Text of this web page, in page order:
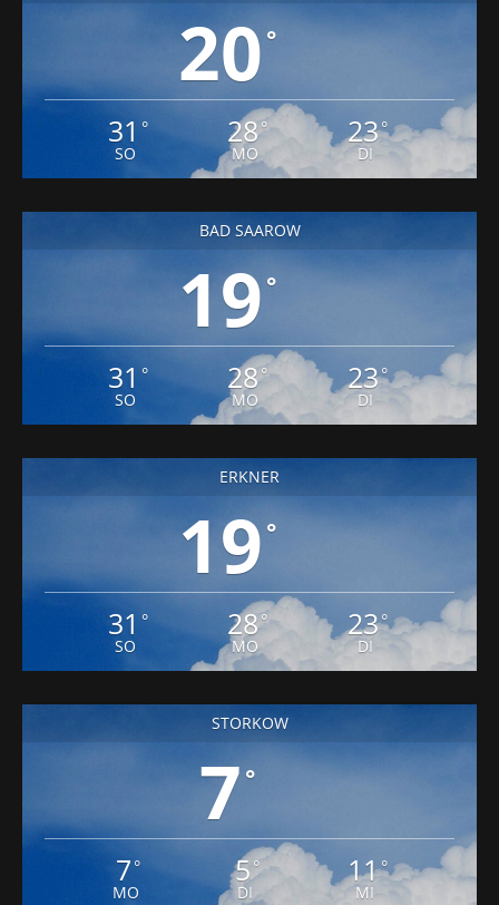
20 °
31 °
SO
28°
MO
23°
DI
BAD SAAROW
19 °
31 °
SO
28°
MO
23°
DI
ERKNER
19 °
31 °
SO
28°
MO
23°
DI
STORKOW
7°
7 °
MO
5°
DI
11°
MI